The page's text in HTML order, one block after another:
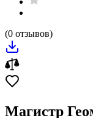
(0 отзывов)
Магистр